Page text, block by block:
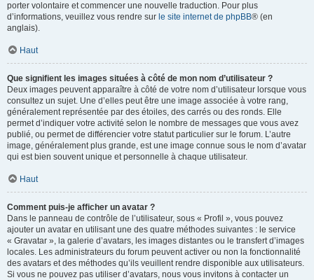
porter volontaire et commencer une nouvelle traduction. Pour plus
d’informations, veuillez vous rendre sur le site internet de phpBB® (en
anglais).
Haut
Que signifient les images situées à côté de mon nom d’utilisateur ?
Deux images peuvent apparaître à côté de votre nom d’utilisateur lorsque vous
consultez un sujet. Une d’elles peut être une image associée à votre rang,
généralement représentée par des étoiles, des carrés ou des ronds. Elle
permet d’indiquer votre activité selon le nombre de messages que vous avez
publié, ou permet de différencier votre statut particulier sur le forum. L’autre
image, généralement plus grande, est une image connue sous le nom d’avatar
qui est bien souvent unique et personnelle à chaque utilisateur.
Haut
Comment puis-je afficher un avatar ?
Dans le panneau de contrôle de l’utilisateur, sous « Profil », vous pouvez
ajouter un avatar en utilisant une des quatre méthodes suivantes : le service
« Gravatar », la galerie d’avatars, les images distantes ou le transfert d’images
locales. Les administrateurs du forum peuvent activer ou non la fonctionnalité
des avatars et des méthodes qu’ils veuillent rendre disponible aux utilisateurs.
Si vous ne pouvez pas utiliser d’avatars, nous vous invitons à contacter un